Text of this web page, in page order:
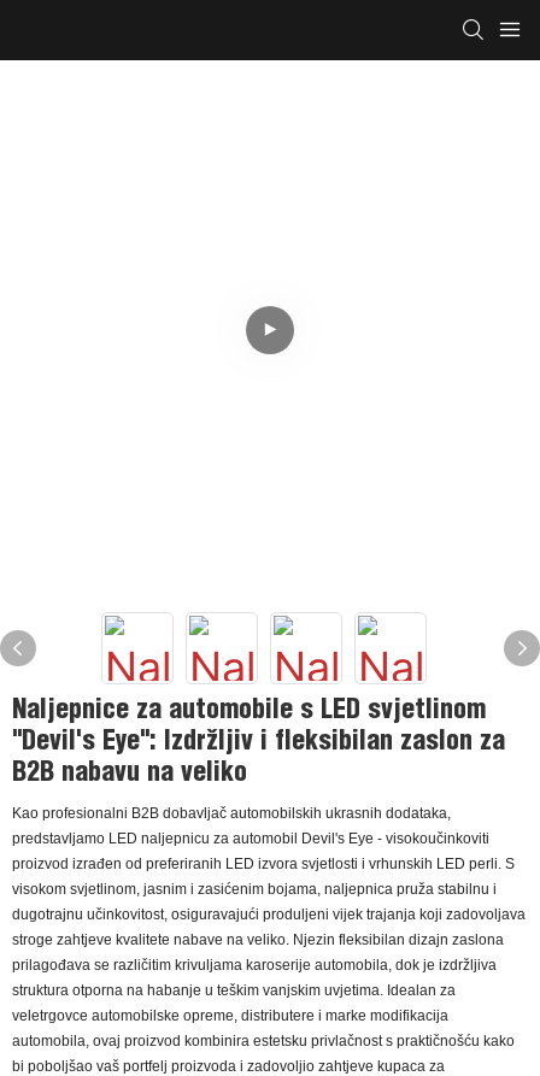
Naljepnice za automobile s LED svjetlinom
"Devil's Eye": Izdržljiv i fleksibilan zaslon za
B2B nabavu na veliko
Kao profesionalni B2B dobavljač automobilskih ukrasnih dodataka,
predstavljamo LED naljepnicu za automobil Devil's Eye - visokoučinkoviti
proizvod izrađen od preferiranih LED izvora svjetlosti i vrhunskih LED perli. S
visokom svjetlinom, jasnim i zasićenim bojama, naljepnica pruža stabilnu i
dugotrajnu učinkovitost, osiguravajući produljeni vijek trajanja koji zadovoljava
stroge zahtjeve kvalitete nabave na veliko. Njezin fleksibilan dizajn zaslona
prilagođava se različitim krivuljama karoserije automobila, dok je izdržljiva
struktura otporna na habanje u teškim vanjskim uvjetima. Idealan za
veletrgovce automobilske opreme, distributere i marke modifikacija
automobila, ovaj proizvod kombinira estetsku privlačnost s praktičnošću kako
bi poboljšao vaš portfelj proizvoda i zadovoljio zahtjeve kupaca za